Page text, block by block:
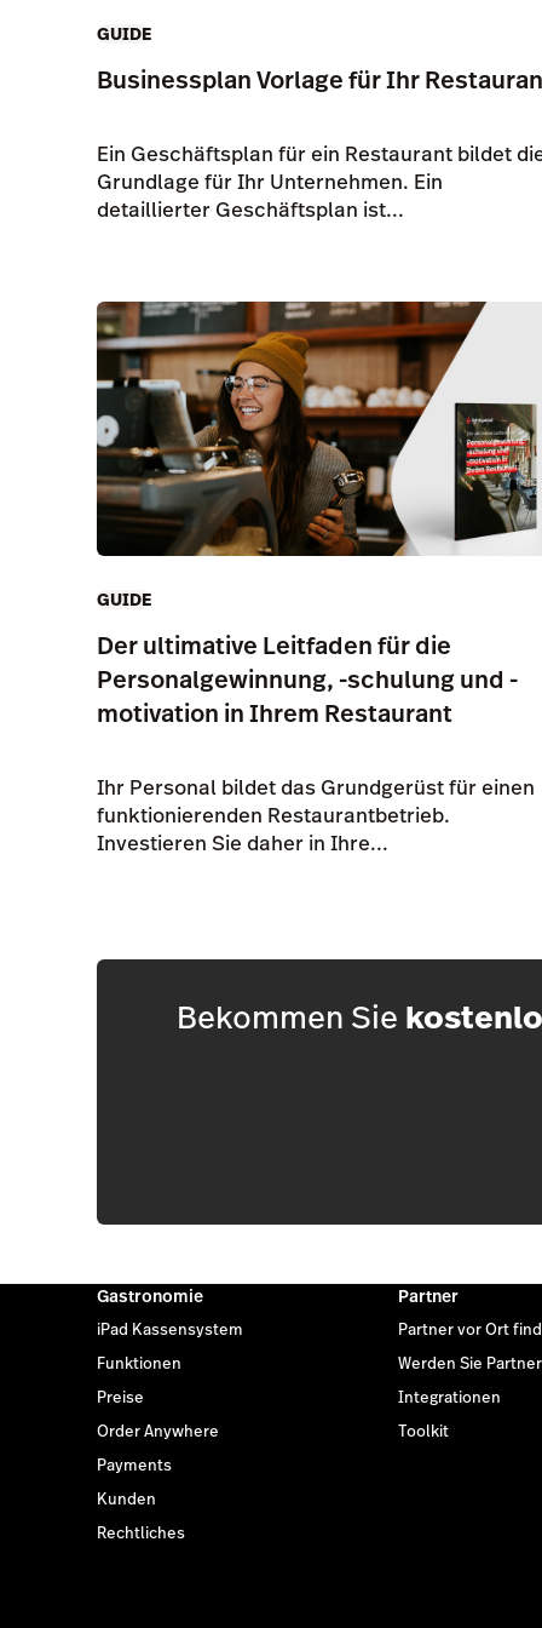
GUIDE
Businessplan Vorlage für Ihr
Ein Geschäftsplan für ein Restaurant bildet
Grundlage für Ihr Unternehmen. Ein
detaillierter Geschäftsplan ist...
GUIDE
Der ultimative Leitfaden für die
Personalgewinnung, -schulung und -
motivation in Ihrem Restaurant
Ihr Personal bildet das Grundgerüst für einen
funktionierenden Restaurantbetrieb.
Investieren Sie daher in Ihre...
Bekommen Sie
Gastronomie
iPad Kassensystem
Funktionen
Preise
Order Anywhere
Payments
Kunden
Rechtliches
Partner
Partner vor Ort
Werden Sie Partner
Integrationen
Toolkit